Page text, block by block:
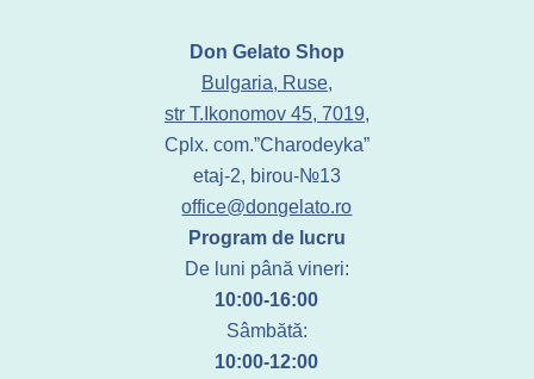
Don Gelato Shop
Bulgaria, Ruse,
str T.Ikonomov 45, 7019,
Cplx. com.”Charodeyka”
etaj-2, birou-№13
office@dongelato.ro
Program de lucru
De luni până vineri:
10:00-16:00
Sâmbătă:
10:00-12:00